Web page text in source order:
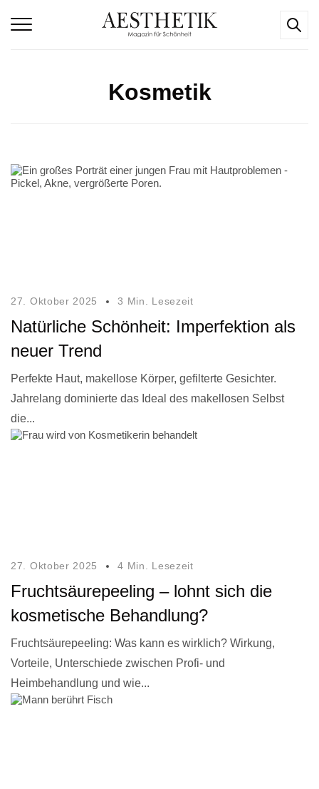
Kosmetik
27. Oktober 2025 3 Min. Lesezeit
Natürliche Schönheit: Imperfektion als
neuer Trend
Perfekte Haut, makellose Körper, gefilterte Gesichter.
Jahrelang dominierte das Ideal des makellosen Selbst
die...
27. Oktober 2025 4 Min. Lesezeit
Fruchtsäurepeeling – lohnt sich die
kosmetische Behandlung?
Fruchtsäurepeeling: Was kann es wirklich? Wirkung,
Vorteile, Unterschiede zwischen Profi- und
Heimbehandlung und wie...